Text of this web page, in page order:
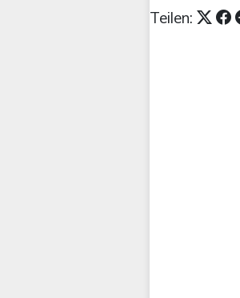
Teilen: